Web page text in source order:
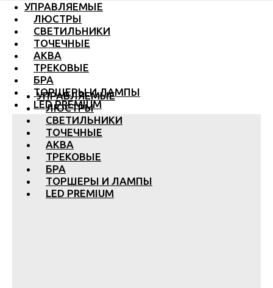
УПРАВЛЯЕМЫЕ
ЛЮСТРЫ
СВЕТИЛЬНИКИ
ТОЧЕЧНЫЕ
АКВА
ТРЕКОВЫЕ
БРА
ТОРШЕРЫ И ЛАМПЫ
LED PREMIUM
УПРАВЛЯЕМЫЕ
ЛЮСТРЫ
СВЕТИЛЬНИКИ
ТОЧЕЧНЫЕ
АКВА
ТРЕКОВЫЕ
БРА
ТОРШЕРЫ И ЛАМПЫ
LED PREMIUM